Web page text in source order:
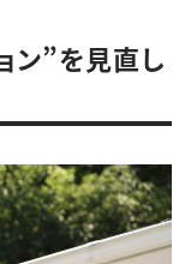
ン”を見直し